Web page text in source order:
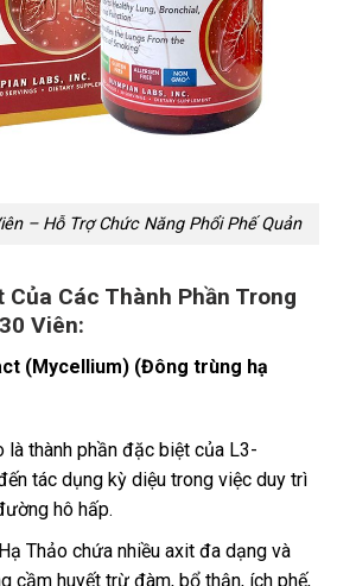
– Hỗ Trợ Chức Năng Phổi Phế Quản
Các Thành Phần Trong
Viên:
(Mycellium) (Đông trùng hạ
là thành phần đặc biệt của L3-
tác dụng kỳ diệu trong việc duy trì
hô hấp.
Thảo chứa nhiều axit đa dạng và
cầm huyết trừ đàm, bổ thận, ích phế,